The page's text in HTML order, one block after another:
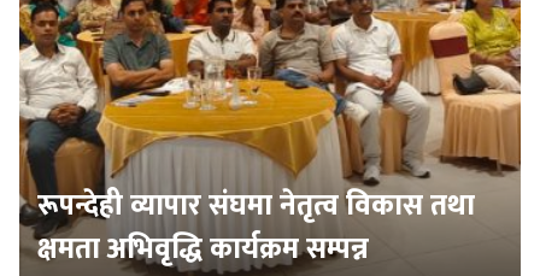
रूपन्देही व्यापार संघमा नेतृत्व विकास तथा
क्षमता अभिवृद्धि कार्यक्रम सम्पन्न